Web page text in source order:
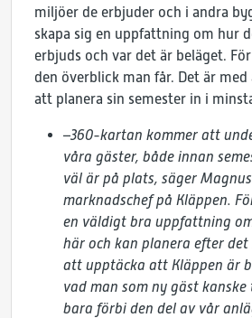
miljöer de erbjuder och i andra
skapa sig en uppfattning om hur
erbjuds och var det är beläget.
den överblick man får. Det är
att planera sin semester in i
–360-kartan kommer att
våra gäster, både innan
väl är på plats, säger
marknadschef på Kläppen.
en väldigt bra uppfattning
här och kan planera efter det
att upptäcka att Kläppen är
vad man som ny gäst
bara förbi den del av vår